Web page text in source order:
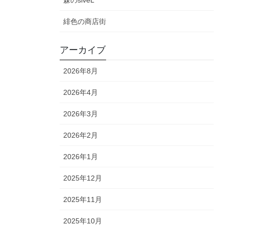
緋色の商店街
アーカイブ
2026年8月
2026年4月
2026年3月
2026年2月
2026年1月
2025年12月
2025年11月
2025年10月